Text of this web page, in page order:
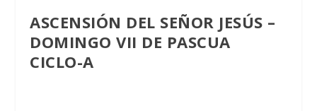
ASCENSIÓN DEL SEÑOR JESÚS –
DOMINGO VII DE PASCUA
CICLO-A